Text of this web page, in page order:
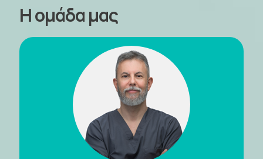
Η ομάδα μας